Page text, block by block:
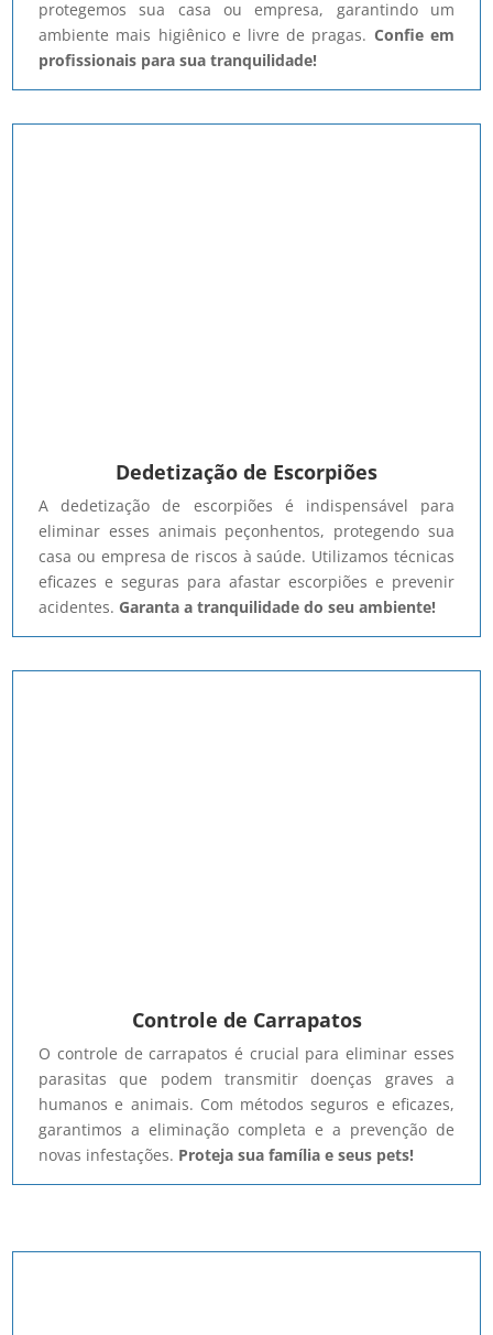
protegemos sua casa ou empresa, garantindo um
ambiente mais higiênico e livre de pragas. Confie em
profissionais para sua tranquilidade!
Dedetização de Escorpiões
A dedetização de escorpiões é indispensável para
eliminar esses animais peçonhentos, protegendo sua
casa ou empresa de riscos à saúde. Utilizamos técnicas
eficazes e seguras para afastar escorpiões e prevenir
acidentes. Garanta a tranquilidade do seu ambiente!
Controle de Carrapatos
O controle de carrapatos é crucial para eliminar esses
parasitas que podem transmitir doenças graves a
humanos e animais. Com métodos seguros e eficazes,
garantimos a eliminação completa e a prevenção de
novas infestações. Proteja sua família e seus pets!